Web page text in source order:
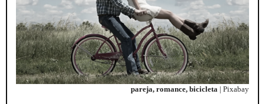
pareja, romance, bicicleta | Pixabay